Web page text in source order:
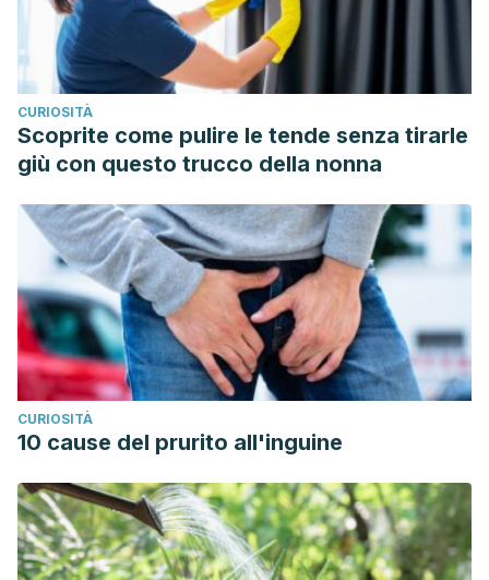
CURIOSITÀ
Scoprite come pulire le tende senza tirarle
giù con questo trucco della nonna
CURIOSITÀ
10 cause del prurito all'inguine